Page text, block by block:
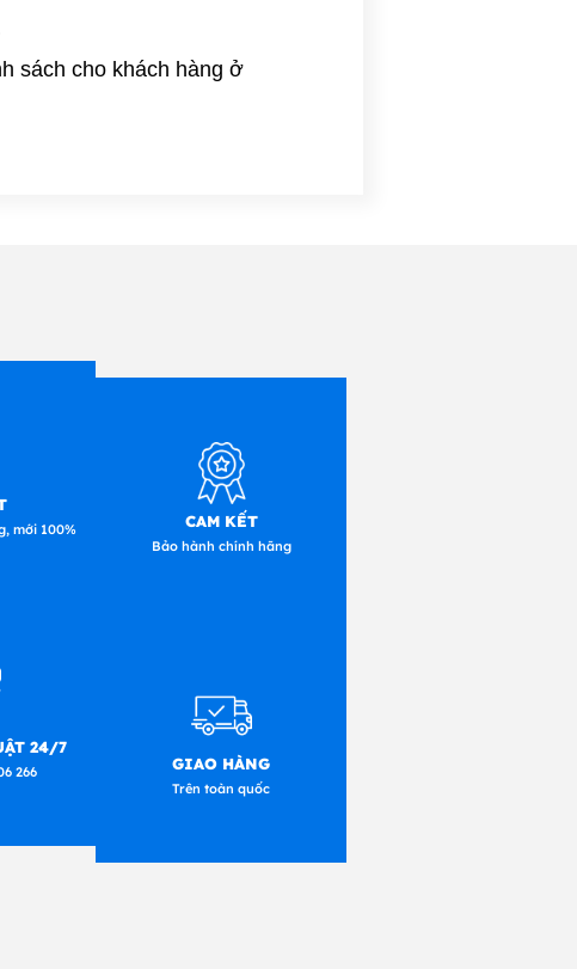
sách cho khách hàng ở
mới 100% CAM KẾT
Bảo hành chính hãng
24/7
266 GIAO HÀNG
Trên toàn quốc